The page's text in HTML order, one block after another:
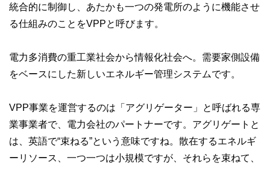
統合的に制御し、あたかも一つの発電所のように機能させ
る仕組みのことをVPPと呼びます。
電力多消費の重工業社会から情報化社会へ。需要家側設備
をベースにした新しいエネルギー管理システムです。
VPP事業を運営するのは「アグリゲーター」と呼ばれる専
業事業者で、電力会社のパートナーです。アグリゲートと
は、英語で“束ねる”という意味ですね。散在するエネルギ
ーリソース、一つ一つは小規模ですが、それらを束ねて、